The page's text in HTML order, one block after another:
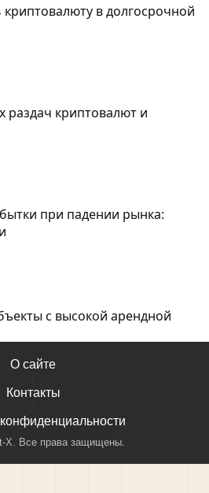
в долгосрочной
раздач криптовалют и
при падении рынка:
с высокой арендной
О сайте
Контакты
X. Все права защищены.